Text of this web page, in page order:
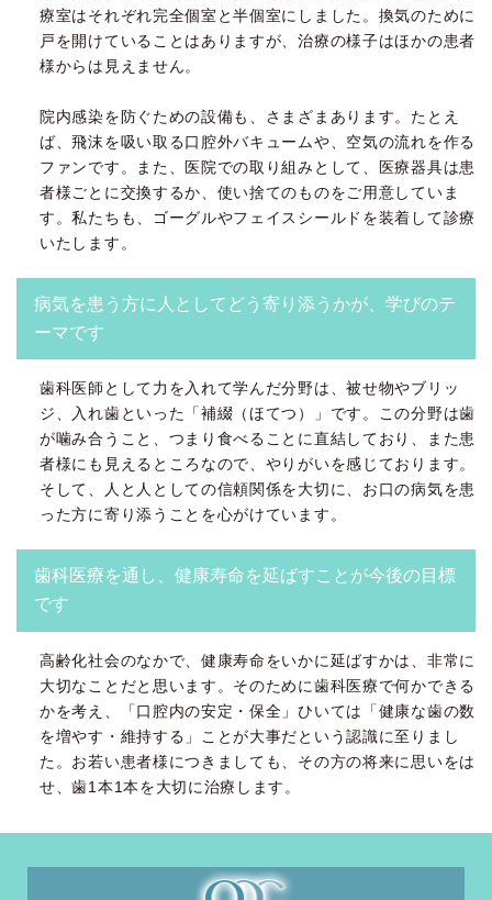
療室はそれぞれ完全個室と半個室にしました。換気のために
戸を開けていることはありますが、治療の様子はほかの患者
様からは見えません。
院内感染を防ぐための設備も、さまざまあります。たとえ
ば、飛沫を吸い取る口腔外バキュームや、空気の流れを作る
ファンです。また、医院での取り組みとして、医療器具は患
者様ごとに交換するか、使い捨てのものをご用意していま
す。私たちも、ゴーグルやフェイスシールドを装着して診療
いたします。
病気を患う方に人としてどう寄り添うかが、学びのテ
ーマです
歯科医師として力を入れて学んだ分野は、被せ物やブリッ
ジ、入れ歯といった「補綴（ほてつ）」です。この分野は歯
が噛み合うこと、つまり食べることに直結しており、また患
者様にも見えるところなので、やりがいを感じております。
そして、人と人としての信頼関係を大切に、お口の病気を患
った方に寄り添うことを心がけています。
歯科医療を通し、健康寿命を延ばすことが今後の目標
です
高齢化社会のなかで、健康寿命をいかに延ばすかは、非常に
大切なことだと思います。そのために歯科医療で何かできる
かを考え、「口腔内の安定・保全」ひいては「健康な歯の数
を増やす・維持する」ことが大事だという認識に至りまし
た。お若い患者様につきましても、その方の将来に思いをは
せ、歯1本1本を大切に治療します。